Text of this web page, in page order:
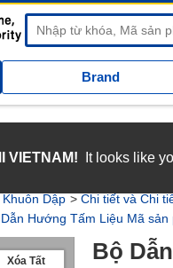
Brand
VIETNAM! It looks like
your ultimate career opportunity
Dập Chi tiết và Chi
Hướng Tấm Liệu Mã sản
Xóa Tất
Bộ